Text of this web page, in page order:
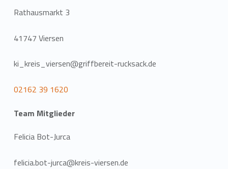
Rathausmarkt 3
41747 Viersen
ki_kreis_viersen@griffbereit-rucksack.de
02162 39 1620
Team Mitglieder
Felicia Bot-Jurca
felicia.bot-jurca@kreis-viersen.de